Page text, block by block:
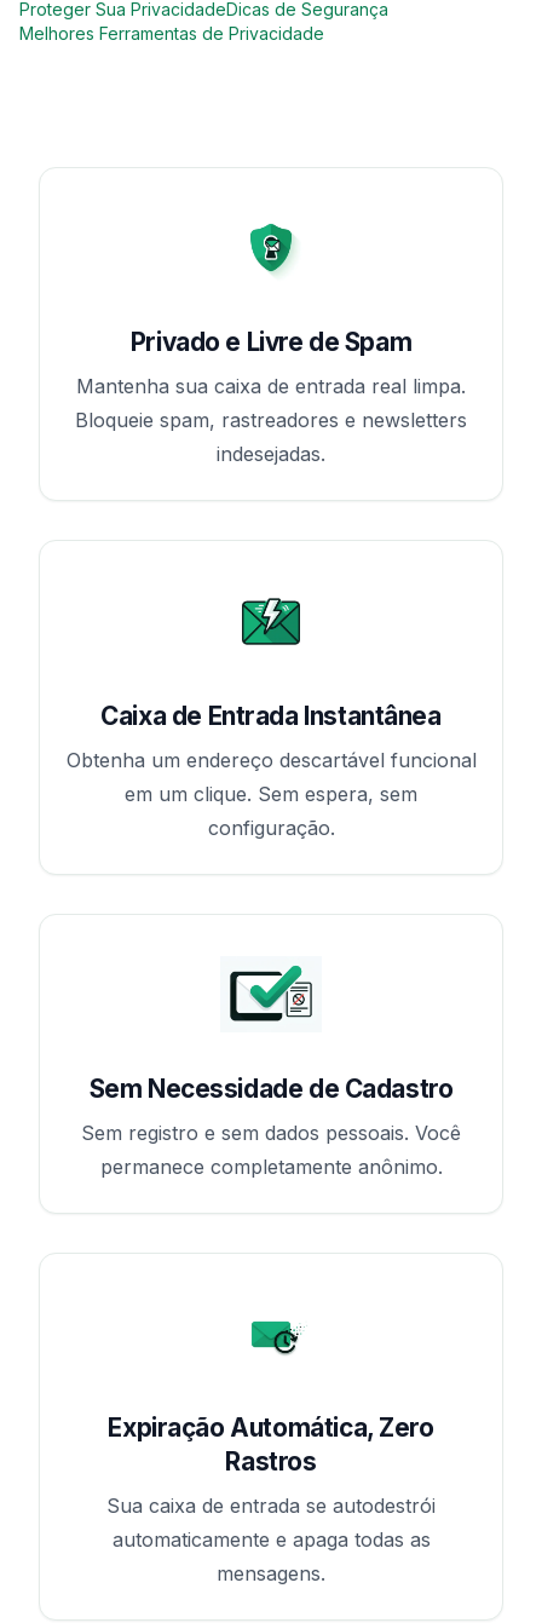
Proteger Sua PrivacidadeDicas de Segurança
Melhores Ferramentas de Privacidade
Privado e Livre de Spam
Mantenha sua caixa de entrada real limpa.
Bloqueie spam, rastreadores e newsletters
indesejadas.
Caixa de Entrada Instantânea
Obtenha um endereço descartável funcional
em um clique. Sem espera, sem
configuração.
Sem Necessidade de Cadastro
Sem registro e sem dados pessoais. Você
permanece completamente anônimo.
Expiração Automática, Zero
Rastros
Sua caixa de entrada se autodestrói
automaticamente e apaga todas as
mensagens.